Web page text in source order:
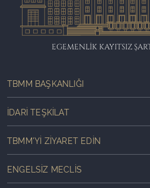
EGEMENLİK KAYITSIZ
TBMM BAŞKANLIĞI
İDARI TEŞKILAT
TBMM'YI ZIYARET EDIN
ENGELSIZ MECLIS